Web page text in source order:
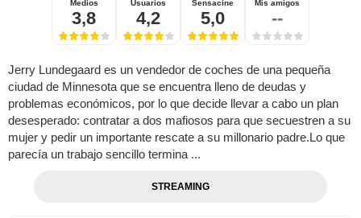
Medios
3,8
Usuarios
4,2
Sensacine
5,0
Mis amigos
--
Jerry Lundegaard es un vendedor de coches de una pequeña
ciudad de Minnesota que se encuentra lleno de deudas y
problemas económicos, por lo que decide llevar a cabo un plan
desesperado: contratar a dos mafiosos para que secuestren a su
mujer y pedir un importante rescate a su millonario padre.Lo que
parecía un trabajo sencillo termina ...
STREAMING